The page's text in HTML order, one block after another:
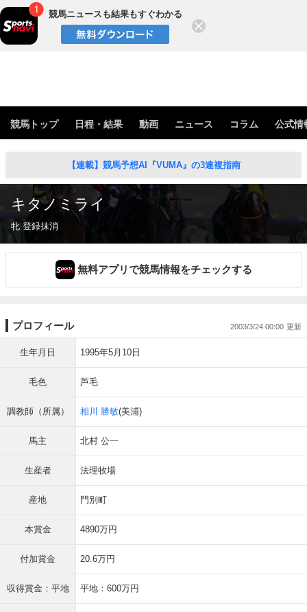
競馬ニュースも結果もすぐわかる
競馬トップ 日程・結果 動画 ニュース コラム 公式情
【連載】競馬予想AI『VUMA』の3連複指南
キタノミライ
牝 登録抹消
無料アプリで競馬情報をチェックする
プロフィール 2003/3/24 00:00
生年月日 1995年5月10日
毛色 芦毛
調教師（所属） 相川 勝敏(美浦)
馬主 北村 公一
生産者 法理牧場
産地 門別町
本賞金 4890万円
付加賞金 20.6万円
収得賞金：平地 平地：600万円